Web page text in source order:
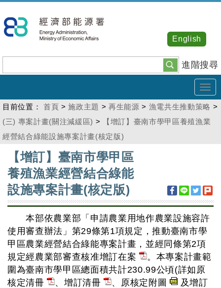
到
主
內
容
進階搜尋
English
目前位置： 首頁 >施政主題 >再生能源 > 漁電共生推動策略 >
(三) 專案計畫(關注減緩區) >
【增訂】臺南市學甲區養殖漁業
經營結合綠能設施專案計畫(核定版)
:::
【增訂】臺南市學甲區
養殖漁業經營結合綠能
設施專案計畫(核定版)
本部依農業部「申請農業用地作農業設施容許
使用審查辦法」第29條第1項規定，推動臺南市學
甲區農業經營結合綠能專案計畫，並經同條第2項
規定經農業部審查核准增訂在案
。本專案計畫範
圍為臺南市學甲區總面積共計230.99公頃(詳如原
核定清冊
、增訂清冊 、原核定附圖
及增訂